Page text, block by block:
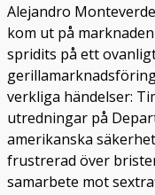
Alejandro
kom ut på
spridits på ett
verkliga händelser:
utredningar på
amerikanska
frustrerad över
samarbete mot